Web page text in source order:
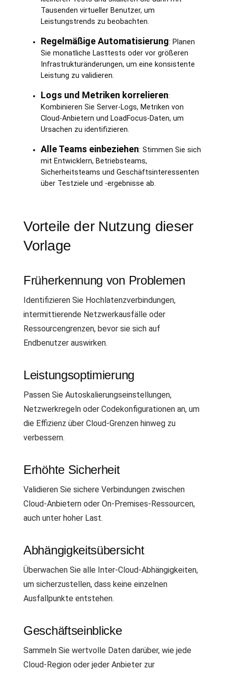
Tausenden virtueller Benutzer, um
Leistungstrends zu beobachten.
Regelmäßige Automatisierung: Planen
Sie monatliche Lasttests oder vor größeren
Infrastrukturänderungen, um eine konsistente
Leistung zu validieren.
Logs und Metriken korrelieren:
Kombinieren Sie Server-Logs, Metriken von
Cloud-Anbietern und LoadFocus-Daten, um
Ursachen zu identifizieren.
Alle Teams einbeziehen: Stimmen Sie sich
mit Entwicklern, Betriebsteams,
Sicherheitsteams und Geschäftsinteressenten
über Testziele und -ergebnisse ab.
Vorteile der Nutzung dieser
Vorlage
Früherkennung von Problemen
Identifizieren Sie Hochlatenzverbindungen,
intermittierende Netzwerkausfälle oder
Ressourcengrenzen, bevor sie sich auf
Endbenutzer auswirken.
Leistungsoptimierung
Passen Sie Autoskalierungseinstellungen,
Netzwerkregeln oder Codekonfigurationen an, um
die Effizienz über Cloud-Grenzen hinweg zu
verbessern.
Erhöhte Sicherheit
Validieren Sie sichere Verbindungen zwischen
Cloud-Anbietern oder On-Premises-Ressourcen,
auch unter hoher Last.
Abhängigkeitsübersicht
Überwachen Sie alle Inter-Cloud-Abhängigkeiten,
um sicherzustellen, dass keine einzelnen
Ausfallpunkte entstehen.
Geschäftseinblicke
Sammeln Sie wertvolle Daten darüber, wie jede
Cloud-Region oder jeder Anbieter zur